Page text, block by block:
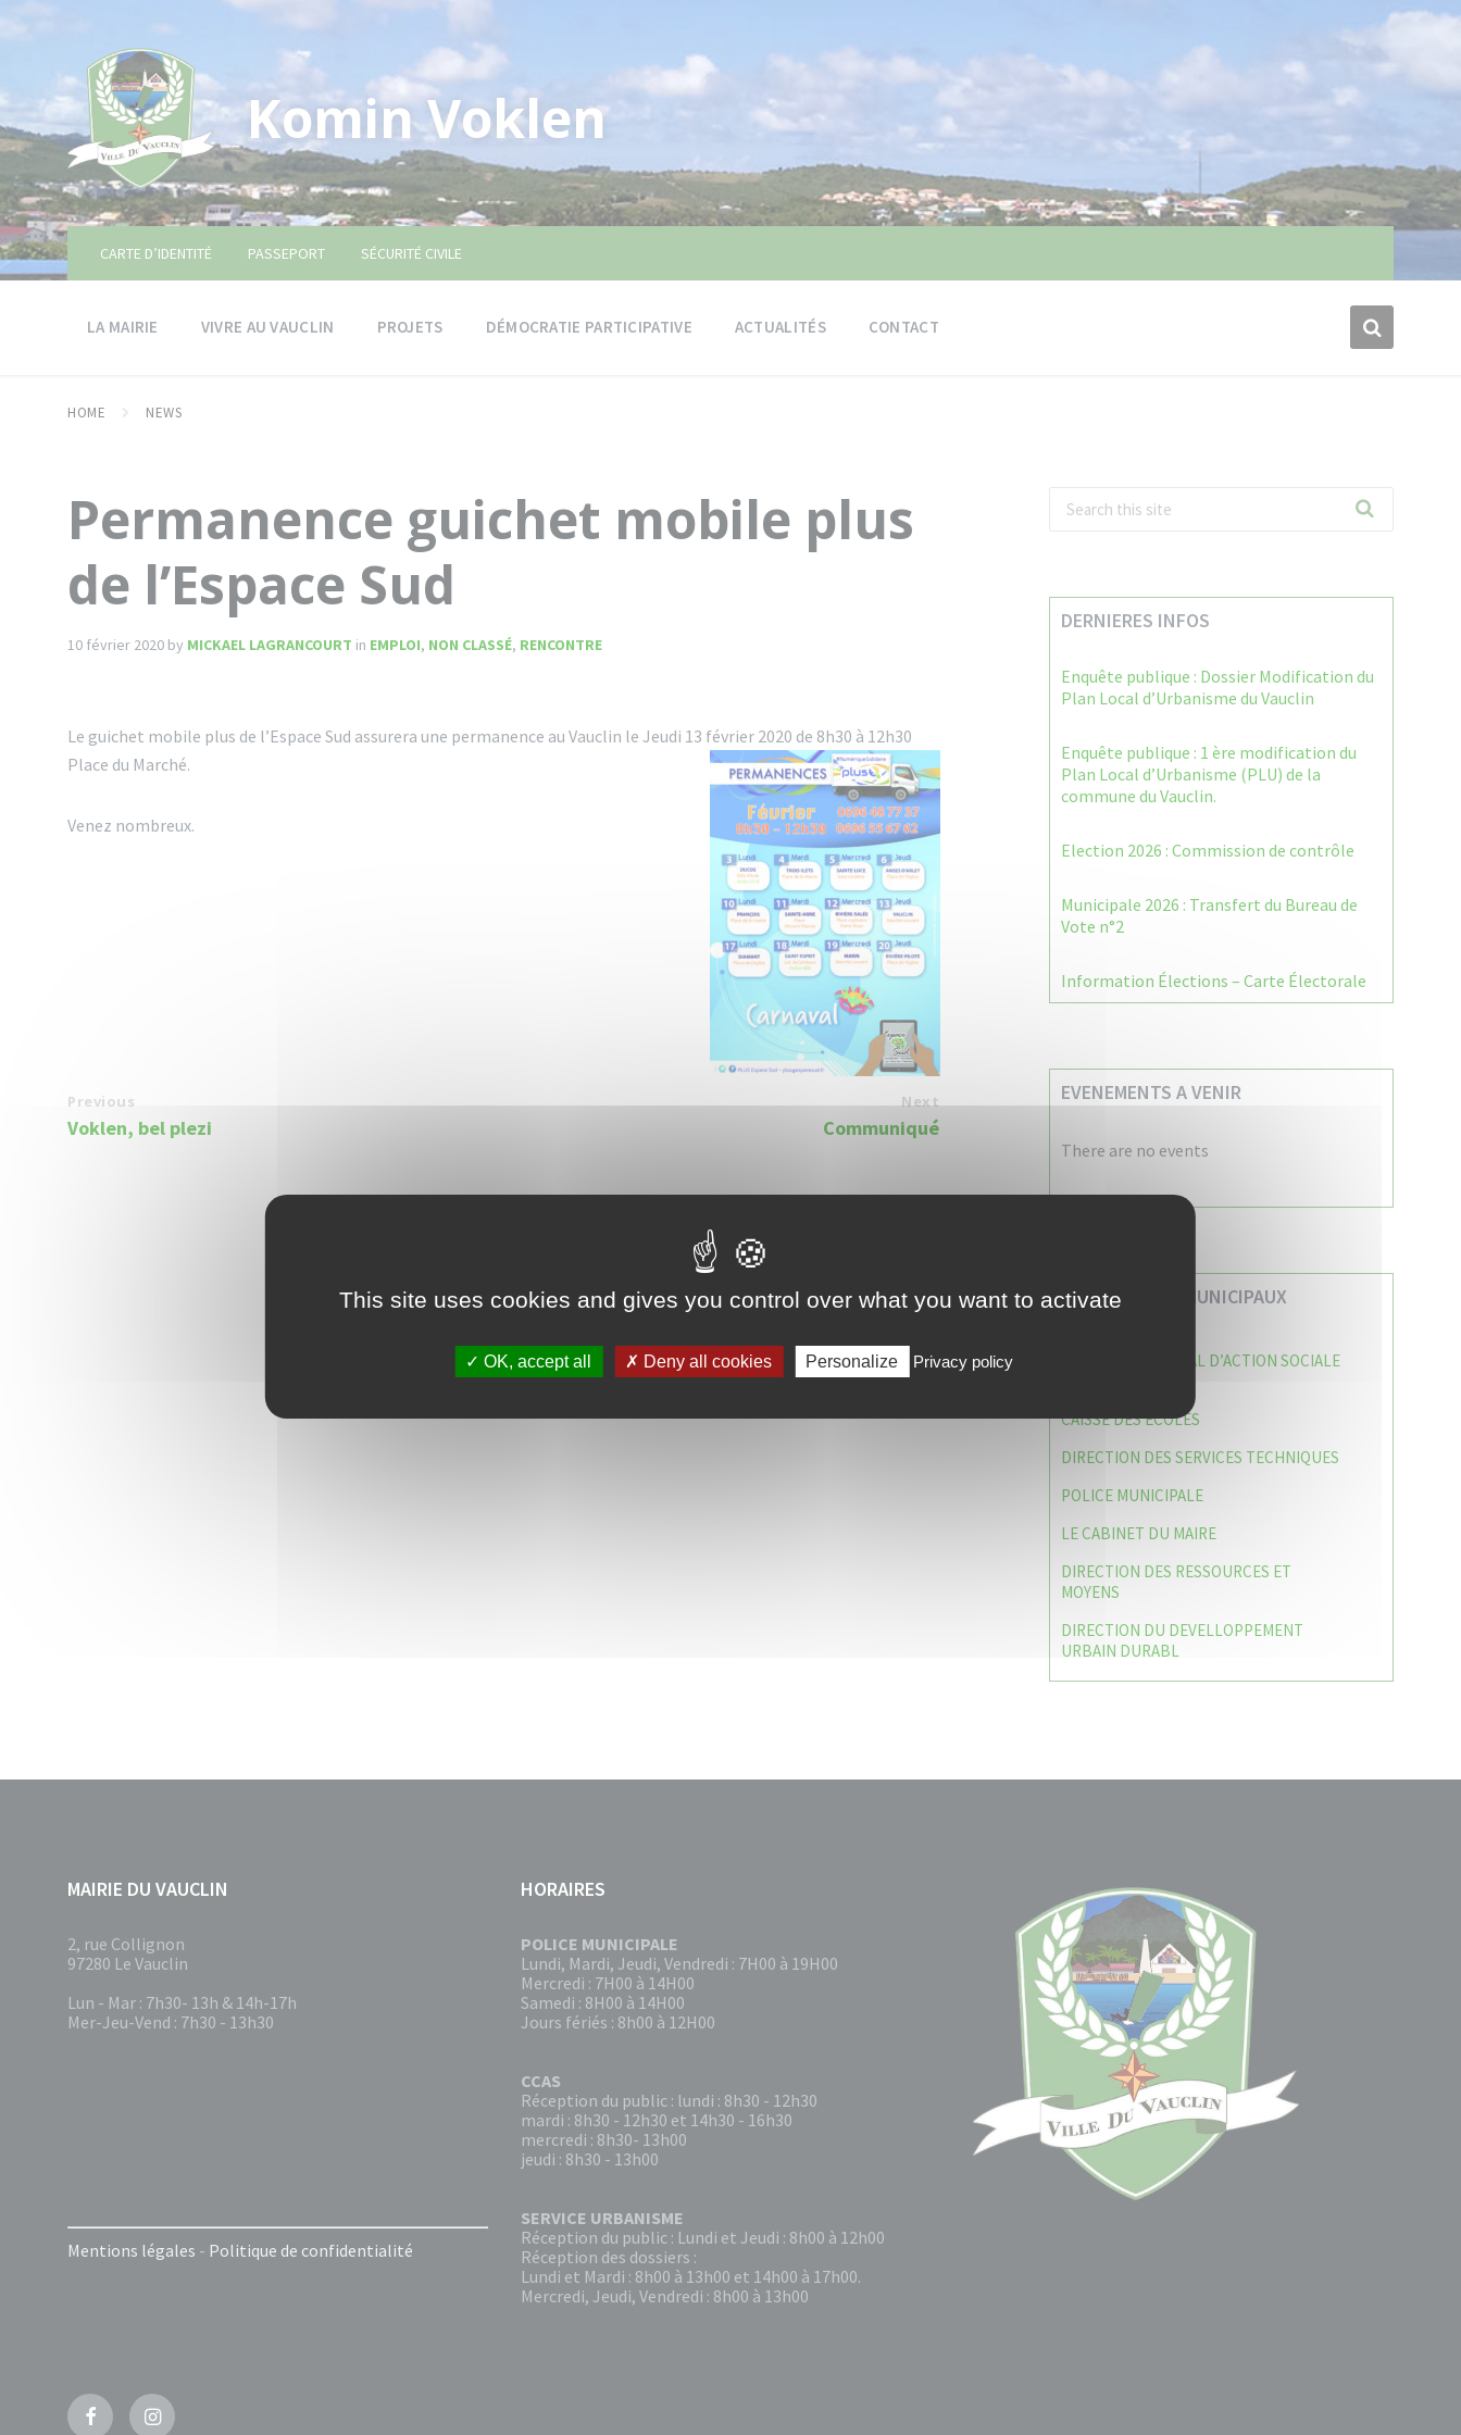
Komin Voklen
CARTE D’IDENTITÉ PASSEPORT SÉCURITÉ CIVILE
LA MAIRIE VIVRE AU VAUCLIN PROJETS DÉMOCRATIE PARTICIPATIVE ACTUALITÉS CONTACT
HOME NEWS
Permanence guichet mobile plus
de l’Espace Sud
10 février 2020 by MICKAEL LAGRANCOURT in EMPLOI, NON CLASSÉ, RENCONTRE
Le guichet mobile plus de l’Espace Sud assurera une permanence au Vauclin le Jeudi 13 février 2020 de 8h30 à 12h30
Place du Marché.
Venez nombreux.
Previous
Voklen, bel plezi
Next
Communiqué
DERNIERES INFOS
Enquête publique : Dossier Modification du
Plan Local d’Urbanisme du Vauclin
Enquête publique : 1 ère modification du
Plan Local d’Urbanisme (PLU) de la
commune du Vauclin.
Election 2026 : Commission de contrôle
Municipale 2026 : Transfert du Bureau de
Vote n°2
Information Élections – Carte Électorale
EVENEMENTS A VENIR
There are no events
VOS SERVICES MUNICIPAUX
CENTRE COMMUNAL D’ACTION SOCIALE
CAISSE DES ÉCOLES
DIRECTION DES SERVICES TECHNIQUES
POLICE MUNICIPALE
LE CABINET DU MAIRE
DIRECTION DES RESSOURCES ET
MOYENS
DIRECTION DU DEVELLOPPEMENT
URBAIN DURABL
MAIRIE DU VAUCLIN
2, rue Collignon
97280 Le Vauclin
Lun - Mar : 7h30- 13h & 14h-17h
Mer-Jeu-Vend : 7h30 - 13h30
Mentions légales - Politique de confidentialité
HORAIRES
POLICE MUNICIPALE
Lundi, Mardi, Jeudi, Vendredi : 7H00 à 19H00
Mercredi : 7H00 à 14H00
Samedi : 8H00 à 14H00
Jours fériés : 8h00 à 12H00
CCAS
Réception du public : lundi : 8h30 - 12h30
mardi : 8h30 - 12h30 et 14h30 - 16h30
mercredi : 8h30- 13h00
jeudi : 8h30 - 13h00
SERVICE URBANISME
Réception du public : Lundi et Jeudi : 8h00 à 12h00
Réception des dossiers :
Lundi et Mardi : 8h00 à 13h00 et 14h00 à 17h00.
Mercredi, Jeudi, Vendredi : 8h00 à 13h00
FacebookInstagram
This site uses cookies and gives you control over what you want to activate
OK, accept all Deny all cookies Personalize Privacy policy